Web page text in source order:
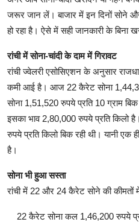
जरूर जान लें। बाजार में इन दिनों सोने और
हो रहा है। ऐसे में सही जानकारी के बिना
रांची में सोना-चांदी के दाम में गिरावट
रांची ज्वेलरी एसोसिएशन के अनुसार
कमी आई है। आज 22 कैरेट सोना
सोना 1,51,520 रुपये प्रति 10 ग्राम
इसका भाव 2,80,000 रुपये प्रति किलो
रुपये प्रति किलो बिक रही थी। यानी एक
है।
सोना भी हुआ सस्ता
रांची में 22 और 24 कैरेट सोने की कीमतों में
22 कैरेट सोना कल 1,46,200 रुपये